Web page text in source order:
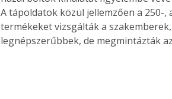
A tápoldatok közül jellemzően a 250-,
termékeket vizsgálták a
legnépszerűbbek, de megmintázták